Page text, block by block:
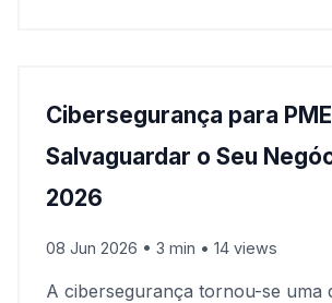
Cibersegurança para
Salvaguardar o Seu
2026
08 Jun 2026 • 3 min • 14 views
A cibersegurança tornou-se uma